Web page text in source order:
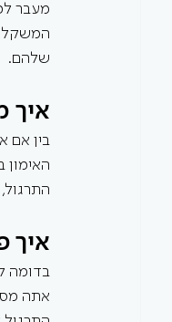
מעבר
המשקל
שלהם.
איך
בין אם
איך
בדומה
אתה